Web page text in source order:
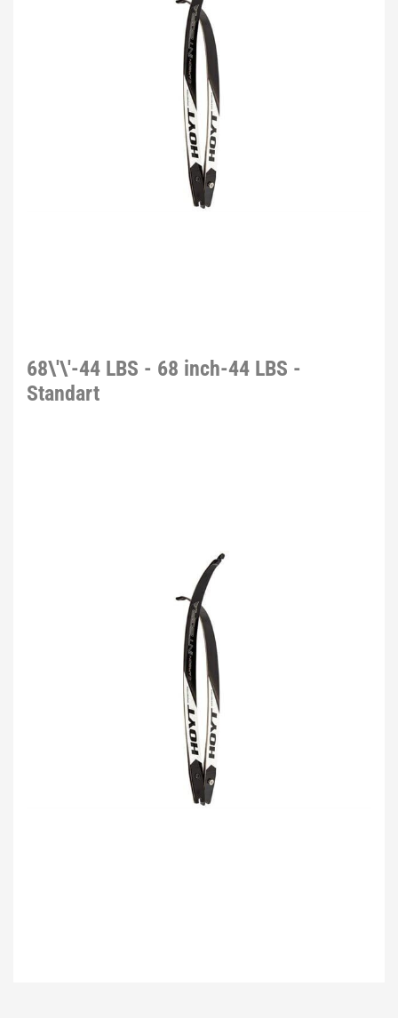
68\'\'-44 LBS - 68 inch-44 LBS -
Standart